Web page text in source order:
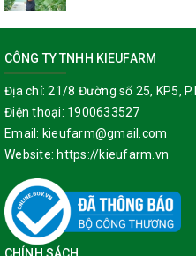
CÔNG TY TNHH KIEUFARM
Địa chỉ: 21/8 Đường số 25, KP5,
Điện thoại: 1900633527
Email: kieufarm@gmail.com
Website: https://kieufarm.vn